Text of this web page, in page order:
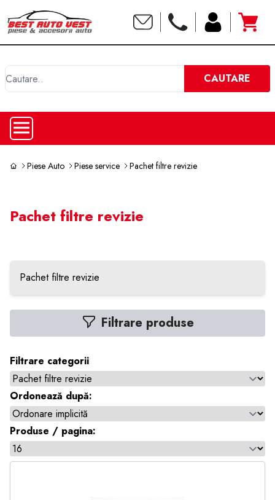
CAUTARE
Piese Auto Piese service Pachet filtre revizie
Pachet filtre revizie
Pachet filtre revizie
Filtrare produse
Filtrare categorii
Ordonează după:
Produse / pagina: